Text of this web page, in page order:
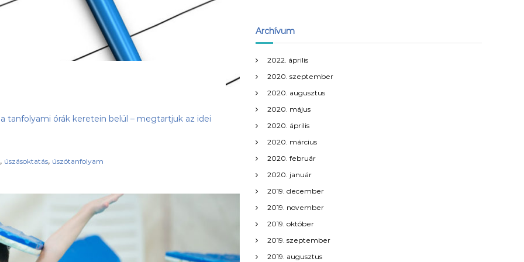
tanfolyami órák keretein belül – megtartjuk az idei
, úszásoktatás, úszótanfolyam
Archívum
2022. április
2020. szeptember
2020. augusztus
2020. május
2020. április
2020. március
2020. február
2020. január
2019. december
2019. november
2019. október
2019. szeptember
2019. augusztus